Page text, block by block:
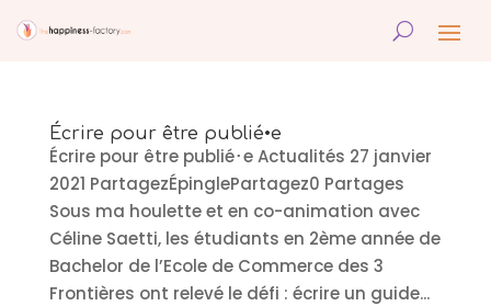
Écrire pour être publié•e
Écrire pour être publié･e Actualités 27 janvier
2021 PartagezÉpinglePartagez0 Partages
Sous ma houlette et en co-animation avec
Céline Saetti, les étudiants en 2ème année de
Bachelor de l’Ecole de Commerce des 3
Frontières ont relevé le défi : écrire un guide...